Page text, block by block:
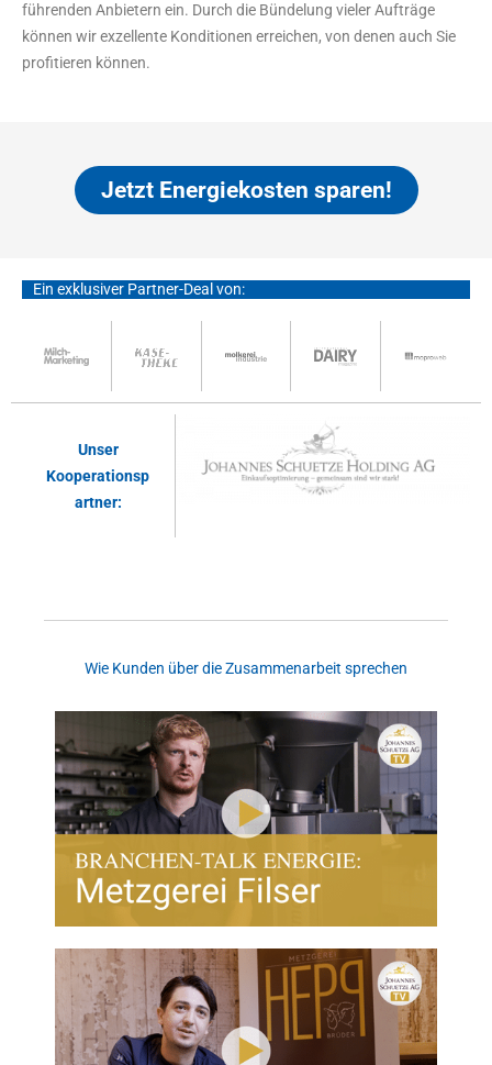
führenden Anbietern ein. Durch die Bündelung vieler Aufträge
können wir exzellente Konditionen erreichen, von denen auch Sie
profitieren können.
Jetzt Energiekosten sparen!
Ein exklusiver Partner-Deal von:
Unser
Kooperationsp
artner:
Wie Kunden über die Zusammenarbeit sprechen